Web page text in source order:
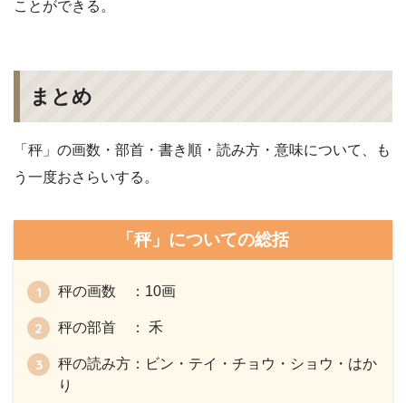
ことができる。
まとめ
「秤」の画数・部首・書き順・読み方・意味について、も
う一度おさらいする。
「秤」についての総括
秤の画数 ：10画
秤の部首 ： 禾
秤の読み方：ビン・テイ・チョウ・ショウ・はか
り